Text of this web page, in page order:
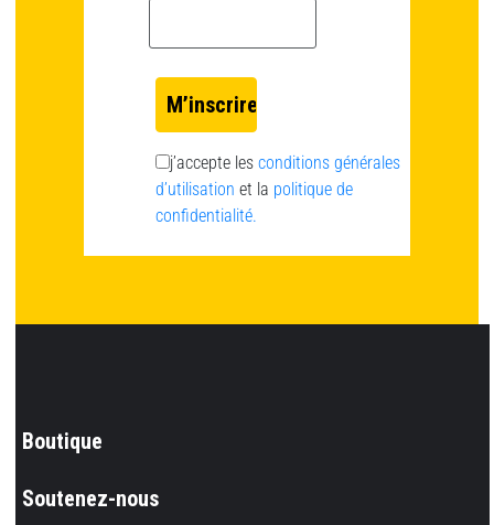
j’accepte les conditions générales
d’utilisation et la politique de
confidentialité.
Boutique
Soutenez-nous